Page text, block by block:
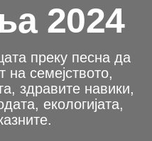
2024
преку песна да
на семејството,
здравите навики,
екологијата,